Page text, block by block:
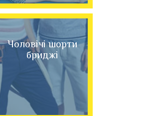
Чоловічі шорти
бриджі